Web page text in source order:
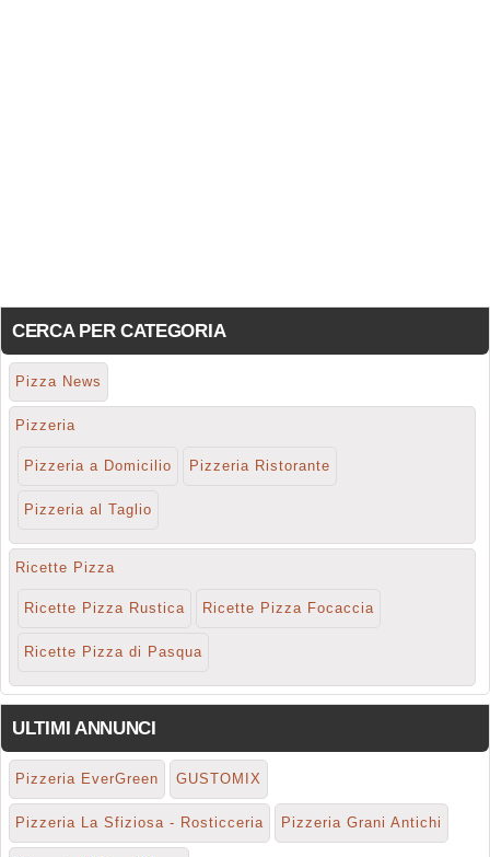
CERCA PER CATEGORIA
Pizza News
Pizzeria
Pizzeria a Domicilio Pizzeria Ristorante
Pizzeria al Taglio
Ricette Pizza
Ricette Pizza Rustica Ricette Pizza Focaccia
Ricette Pizza di Pasqua
ULTIMI ANNUNCI
Pizzeria EverGreen GUSTOMIX
Pizzeria La Sfiziosa - Rosticceria Pizzeria Grani Antichi